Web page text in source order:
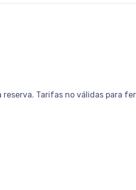
Tarifas no válidas para